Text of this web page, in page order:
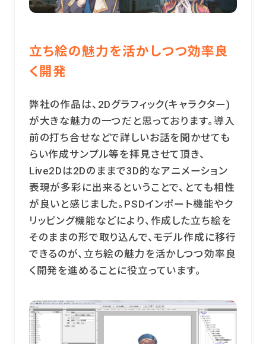
立ち絵の魅力を活かしつつ効率良
く開発
弊社の作品は、2Dグラフィック(キャラクター)
が大きな魅力の一つだと思っております。導入
前の打ち合せなどで詳しいお話を聞かせても
らい作成サンプル等を拝見させて頂き、
Live2Dは2Dのままで3D的なアニメーション
表現が多彩に出来るということで、とても相性
が良いと感じました。PSDインポート機能やク
リッピング機能などにより、作成した立ち絵を
そのままの形で取り込んで、モデル作成に移行
できるのが、立ち絵の魅力を活かしつつ効率良
く開発を進めることに役立っています。